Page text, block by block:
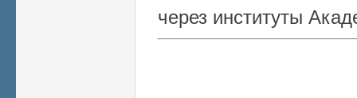
через институты